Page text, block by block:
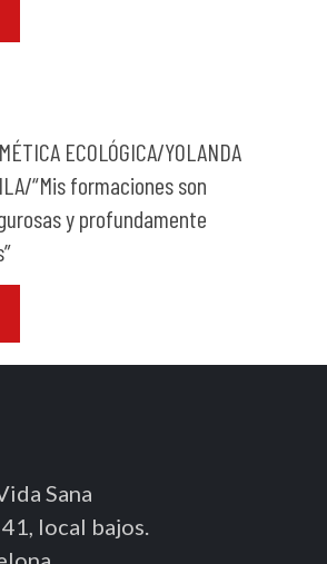
ECOLÓGICA/YOLANDA
“Mis formaciones son
y profundamente
Sana
local bajos.